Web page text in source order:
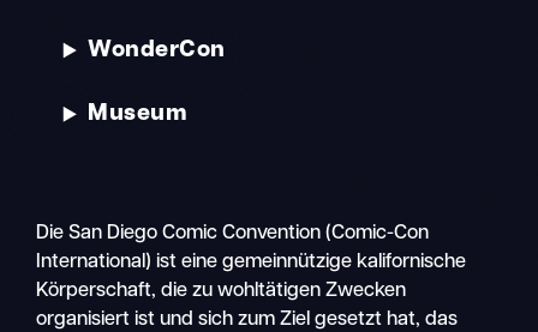
WonderCon
Museum
Die San Diego Comic Convention (Comic-Con
International) ist eine gemeinnützige kalifornische
Körperschaft, die zu wohltätigen Zwecken
organisiert ist und sich zum Ziel gesetzt hat, das